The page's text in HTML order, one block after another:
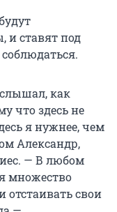
и ставят под
как
что здесь не
я нужнее, чем
Александр,
— В любом
множество
отстаивать свои